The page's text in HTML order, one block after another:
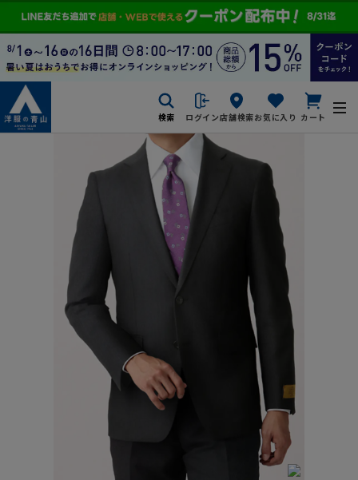
検索 ログイン店舗検索お気に入り カート